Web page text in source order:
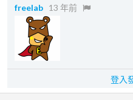
freelab 13 年前
登入